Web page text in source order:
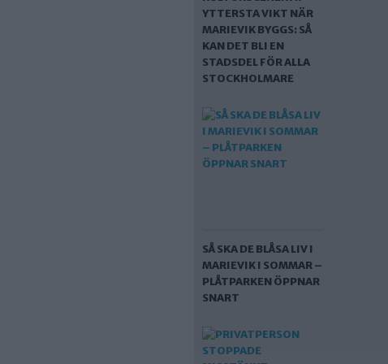
YTTERSTA VIKT NÄR
MARIEVIK BYGGS: SÅ
KAN DET BLI EN
STADSDEL FÖR ALLA
STOCKHOLMARE
SÅ SKA DE BLÅSA LIV I
MARIEVIK I SOMMAR –
PLÅTPARKEN ÖPPNAR
SNART